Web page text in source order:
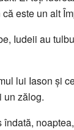
este un alt
Iudeii au
lui Iason şi
un zălog.
îndată,